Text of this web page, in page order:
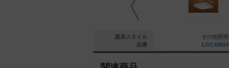
器具スタイル
品番
シーリングライト
その他照明
LGC45824